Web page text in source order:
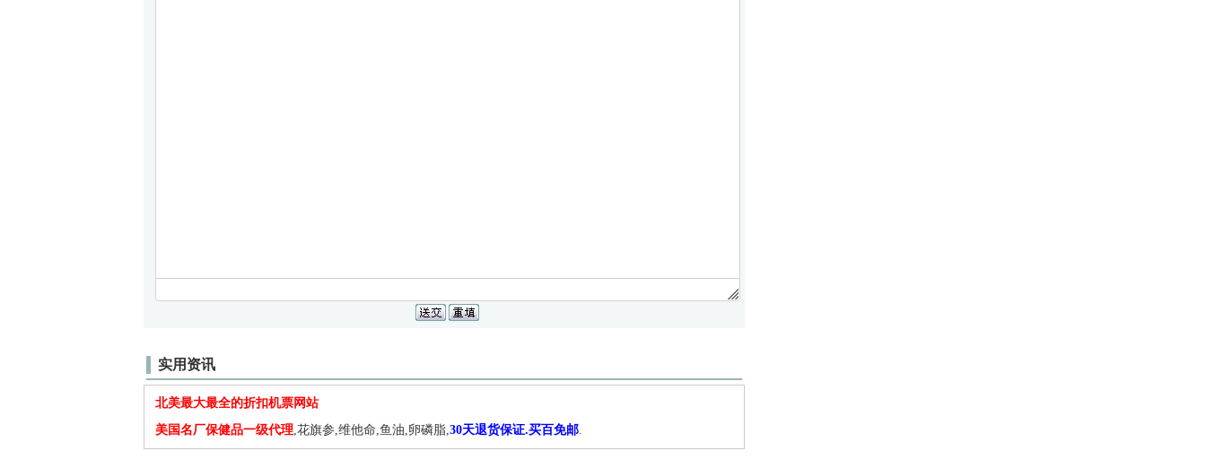
实用资讯
北美最大最全的折扣机票网站
美国名厂保健品一级代理,花旗参,维他命,鱼油,卵磷脂,30天退货保证.买百免邮.